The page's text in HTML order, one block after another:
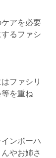
アを必要
るファシ
ファシリ
を重ね
ンボーハ
やお姉さ